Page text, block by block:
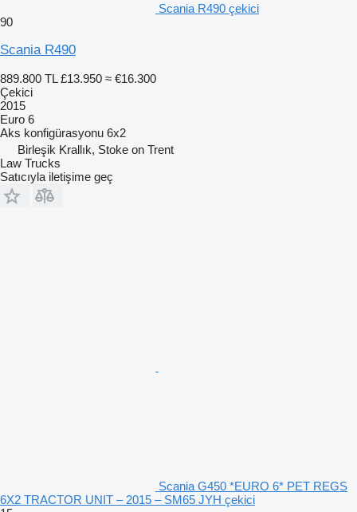
Scania R490 çekici
90
Scania R490
889.800 TL £13.950 ≈ €16.300
Çekici
2015
Euro 6
Aks konfigürasyonu 6x2
Birleşik Krallık, Stoke on Trent
Law Trucks
Satıcıyla iletişime geç
Scania G450 *EURO 6* PET REGS
6X2 TRACTOR UNIT – 2015 – SM65 JYH çekici